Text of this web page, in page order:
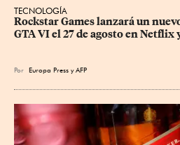
TECNOLOGÍA
Rockstar Games lanzará un
GTA VI el 27 de agosto en Netflix
Por Europa Press yAFP